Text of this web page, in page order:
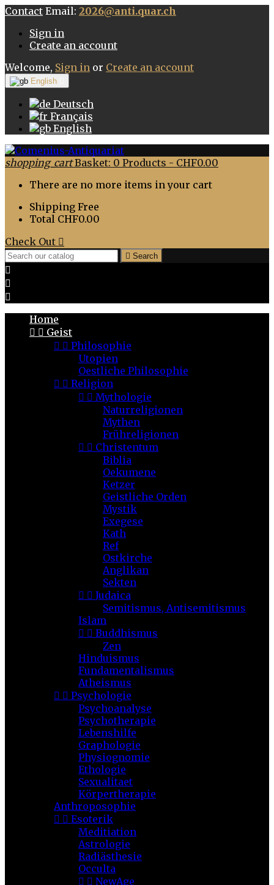
Contact Email: 2026@anti.quar.ch
Sign in
Create an account
Welcome, Sign in or Create an account
English
Deutsch
Français
English
shopping_cart Basket: 0 Products - CHF0.00
There are no more items in your cart
Shipping Free
Total CHF0.00
Check Out 
 Search



Home
  Geist
  Philosophie
Utopien
Oestliche Philosophie
  Religion
  Mythologie
Naturreligionen
Mythen
Frühreligionen
  Christentum
Biblia
Oekumene
Ketzer
Geistliche Orden
Mystik
Exegese
Kath
Ref
Ostkirche
Anglikan
Sekten
  Judaica
Semitismus, Antisemitismus
Islam
  Buddhismus
Zen
Hinduismus
Fundamentalismus
Atheismus
  Psychologie
Psychoanalyse
Psychotherapie
Lebenshilfe
Graphologie
Physiognomie
Ethologie
Sexualitaet
Körpertherapie
Anthroposophie
  Esoterik
Meditiation
Astrologie
Radiästhesie
Occulta
  NewAge